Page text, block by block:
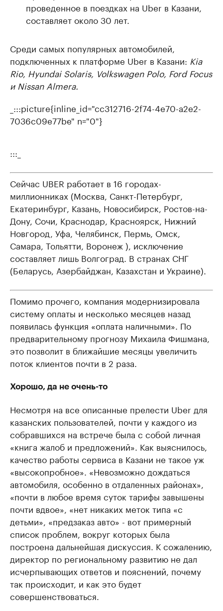
проведенное в поездках на Uber в Казани,
составляет около 30 лет.
Среди самых популярных автомобилей,
подключенных к платформе Uber в Казани: Kia
Rio, Hyundai Solaris, Volkswagen Polo, Ford Focus
и Nissan Almera.
_:::picture{inline_id="cc312716-2f74-4e70-a2e2-
7036c09e77be" n="0"}
:::_
Сейчас UBER работает в 16 городах-
миллионниках (Москва, Санкт-Петербург,
Екатеринбург, Казань, Новосибирск, Ростов-на-
Дону, Сочи, Краснодар, Красноярск, Нижний
Новгород, Уфа, Челябинск, Пермь, Омск,
Самара, Тольятти, Воронеж ), исключение
составляет лишь Волгоград. В странах СНГ
(Беларусь, Азербайджан, Казахстан и Украине).
Помимо прочего, компания модернизировала
систему оплаты и несколько месяцев назад
появилась функция «оплата наличными». По
предварительному прогнозу Михаила Фишмана,
это позволит в ближайшие месяцы увеличить
поток клиентов почти в 2 раза.
Хорошо, да не очень-то
Несмотря на все описанные прелести Uber для
казанских пользователей, почти у каждого из
собравшихся на встрече была с собой личная
«книга жалоб и предложений». Как выяснилось,
качество работы сервиса в Казани не такое уж
«высокопробное». «Невозможно дождаться
автомобиля, особенно в отдаленных районах»,
«почти в любое время суток тарифы завышены
почти вдвое», «нет никаких меток типа «с
детьми», «предзаказ авто» - вот примерный
список проблем, вокруг которых была
построена дальнейшая дискуссия. К сожалению,
директор по региональному развитию не дал
исчерпывающих ответов и пояснений, почему
так происходит, и как это будет
совершенствоваться.